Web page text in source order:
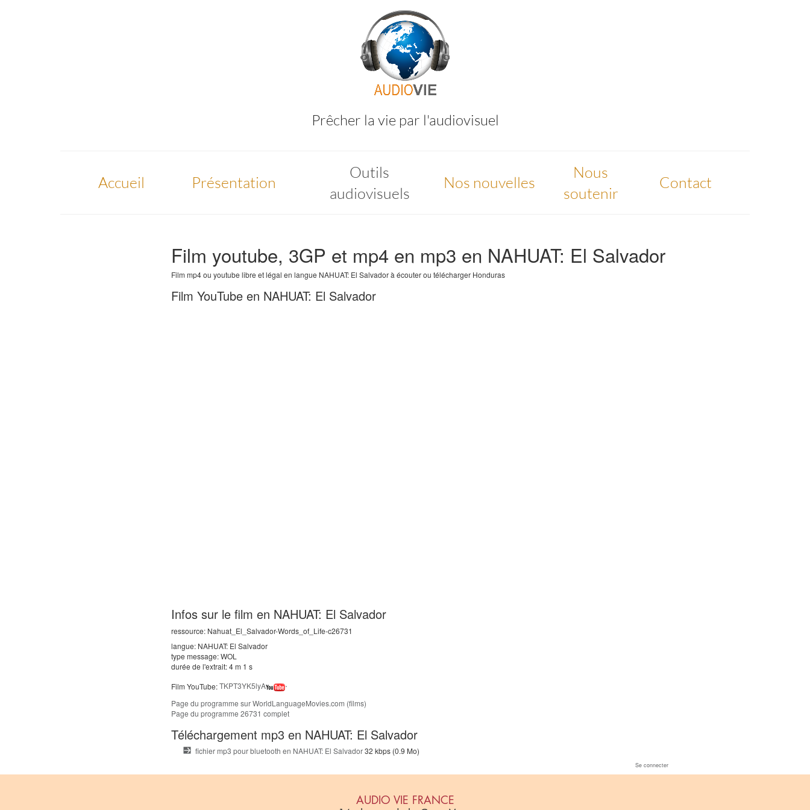
Prêcher la vie par l'audiovisuel
Accueil Présentation
Outils
audiovisuels
Nos nouvelles
Nous
soutenir
Contact
Film youtube, 3GP et mp4 en mp3 en NAHUAT: El Salvador
Film mp4 ou youtube libre et légal en langue NAHUAT: El Salvador à écouter ou télécharger Honduras
Film YouTube en NAHUAT: El Salvador
Infos sur le film en NAHUAT: El Salvador
ressource: Nahuat_El_Salvador-Words_of_Life-c26731
langue: NAHUAT: El Salvador
type message: WOL
durée de l'extrait: 4 m 1 s
Film YouTube:TKPT3YK5lyA
Page du programme sur WorldLanguageMovies.com (films)
Page du programme 26731 complet
Téléchargement mp3 en NAHUAT: El Salvador
fichier mp3 pour bluetooth en NAHUAT: El Salvador32 kbps (0.9 Mo)
Se connecter
AUDIO VIE FRANCE